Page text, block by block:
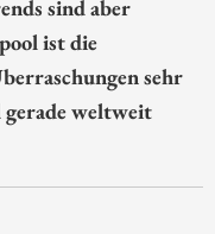
sind aber
ist die
sehr
weltweit